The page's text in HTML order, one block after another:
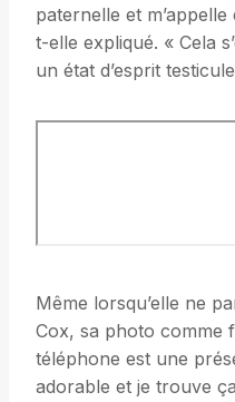
paternelle et
t-elle expliqué. « Cela
un état d’esprit
Même lorsqu’elle ne
Cox, sa photo comme
téléphone est une
adorable et je trouve